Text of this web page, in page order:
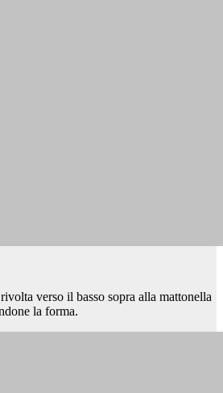
verso il basso sopra alla mattonella
la forma.